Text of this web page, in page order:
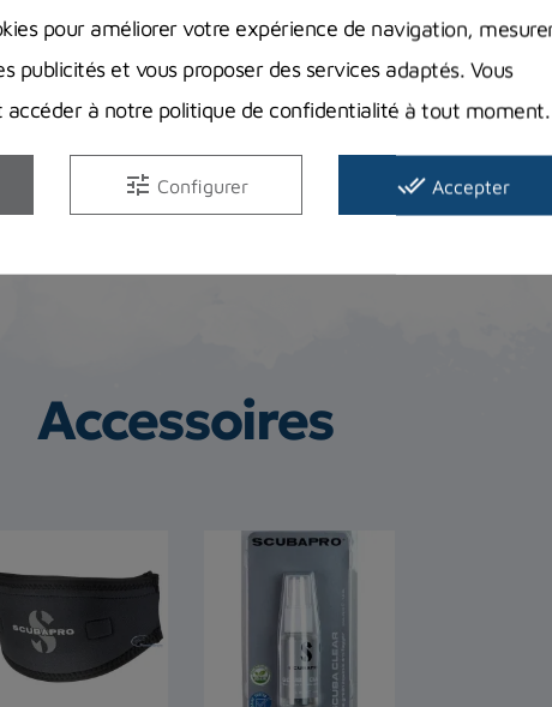
tous nos conseils pour bien choisir votre futur masque de
suite
Accessoires
pour améliorer votre expérience de navigation,
publicités et vous proposer des services adaptés. Vous
accéder à notre politique de confidentialité à tout moment.
tune Configurer done_all Accepter